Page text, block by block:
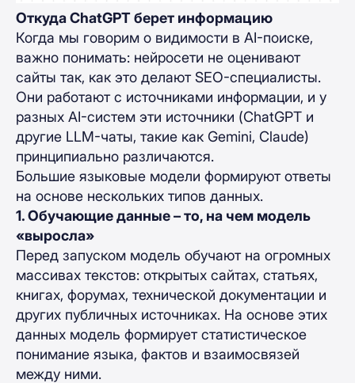
Откуда ChatGPT берет информацию
Когда мы говорим о видимости в AI-поиске,
важно понимать: нейросети не оценивают
сайты так, как это делают SEO-специалисты.
Они работают с источниками информации, и у
разных AI-систем эти источники (ChatGPT и
другие LLM-чаты, такие как Gemini, Claude)
принципиально различаются.
Большие языковые модели формируют ответы
на основе нескольких типов данных.
1. Обучающие данные – то, на чем модель
«выросла»
Перед запуском модель обучают на огромных
массивах текстов: открытых сайтах, статьях,
книгах, форумах, технической документации и
других публичных источниках. На основе этих
данных модель формирует статистическое
понимание языка, фактов и взаимосвязей
между ними.